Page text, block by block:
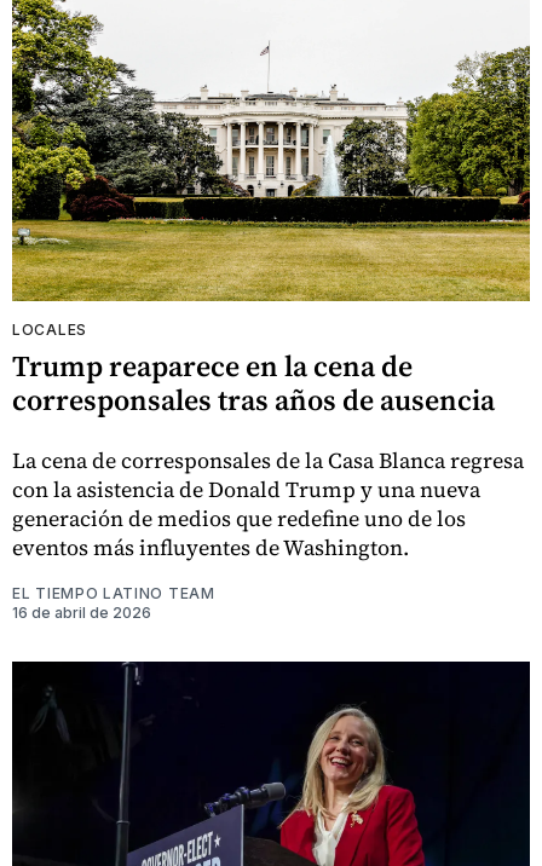
LOCALES
Trump reaparece en la cena de
corresponsales tras años de ausencia
La cena de corresponsales de la Casa Blanca regresa
con la asistencia de Donald Trump y una nueva
generación de medios que redefine uno de los
eventos más influyentes de Washington.
EL TIEMPO LATINO TEAM
16 de abril de 2026